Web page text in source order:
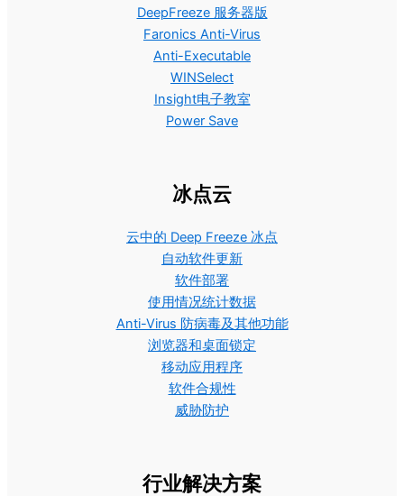
DeepFreeze 服务器版
Faronics Anti-Virus
Anti-Executable
WINSelect
Insight电子教室
Power Save
冰点云
云中的 Deep Freeze 冰点
自动软件更新
软件部署
使用情况统计数据
Anti-Virus 防病毒及其他功能
浏览器和桌面锁定
移动应用程序
软件合规性
威胁防护
行业解决方案